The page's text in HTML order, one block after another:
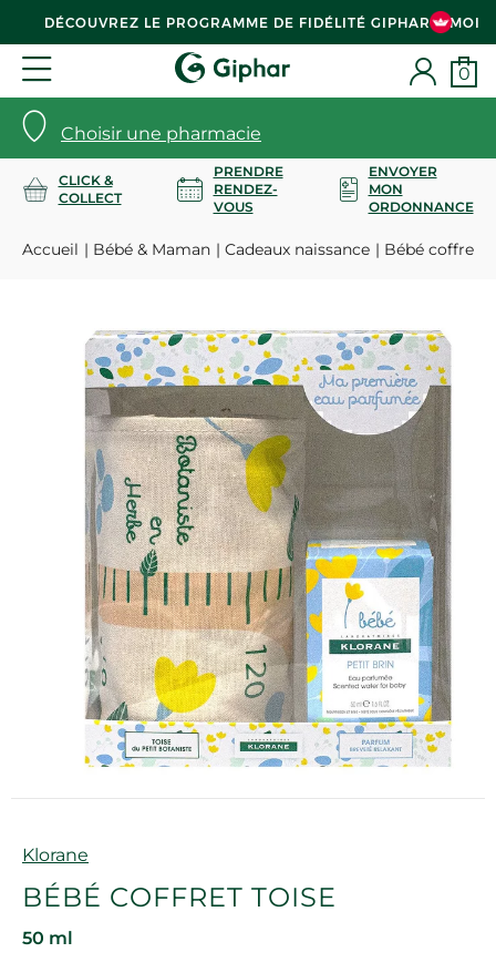
DÉCOUVREZ LE PROGRAMME DE FIDÉLITÉ GIPHAR & MOI
Choisir une pharmacie
0
CLICK &
COLLECT
PRENDRE
RENDEZ-
VOUS
ENVOYER
MON
ORDONNANCE
Accueil Bébé & Maman Cadeaux naissance Bébé coffret
Marque
Klorane
BÉBÉ COFFRET TOISE
50 ml